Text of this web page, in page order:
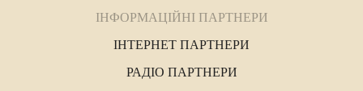
ІНФОРМАЦІЙНІ ПАРТНЕРИ
ІНТЕРНЕТ ПАРТНЕРИ
РАДІО ПАРТНЕРИ